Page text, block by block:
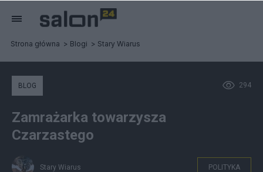
Strona główna Blogi Stary Wiarus
294
BLOG
Zamrażarka towarzysza
Czarzastego
Stary Wiarus POLITYKA